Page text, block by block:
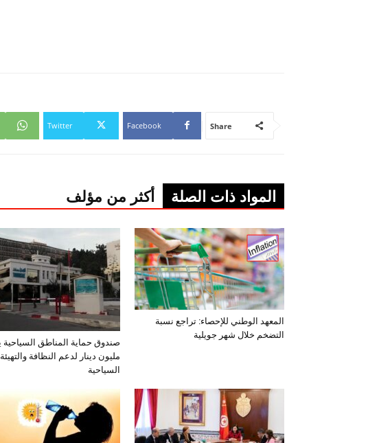
Share
Facebook
Twitter
المواد ذات الصلة أكثر من مؤلف
مليون دينار لدعم النظافة والتهيئة
السياحية
المعهد الوطني للإحصاء: تراجع نسبة
التضخم خلال شهر جويلية